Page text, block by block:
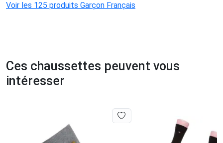
Voir les 125 produits Garçon Français
Ces chaussettes peuvent vous
intéresser